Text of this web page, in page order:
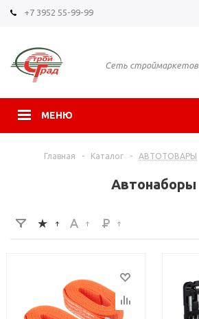
+7 3952 55-99-99
Сеть строймаркетов
МЕНЮ
Главная - Каталог - АВТОТОВАРЫ
Автонаборы